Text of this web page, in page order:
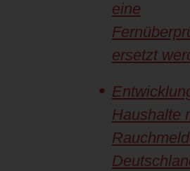
eine
ersetzt
Haushalte